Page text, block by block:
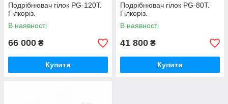
Подрібнювач гілок PG-120T.
Гілкоріз.
В наявності
66 000 ₴
Купити
Подрібнювач гілок PG-80T.
Гілкоріз.
В наявності
41 800 ₴
Купити